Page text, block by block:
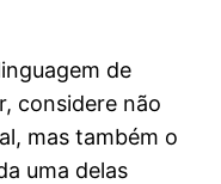
de
considere não
mas também o
uma delas